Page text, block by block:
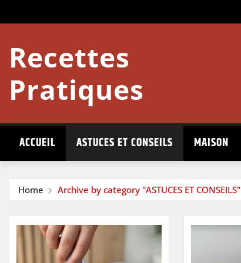
to
Recettes
Pratiques
ACCUEIL ASTUCES ET CONSEILS MAISON
Home Archive by category "ASTUCES ET CONSEILS"